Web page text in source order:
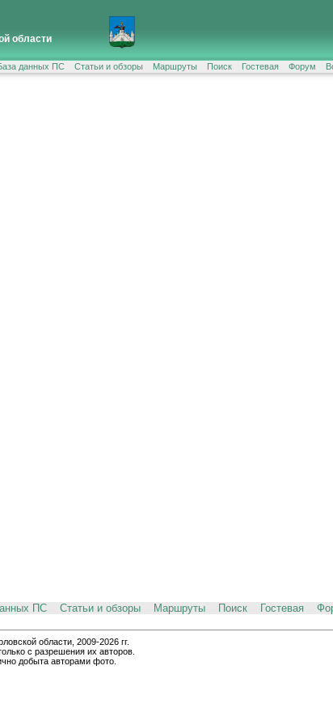
области
данных ПС Статьи и обзоры Маршруты Поиск Гостевая Форум
ПС Статьи и обзоры Маршруты Поиск Гостевая
области, 2009-2026 гг.
с разрешения их авторов.
добыта авторами фото.